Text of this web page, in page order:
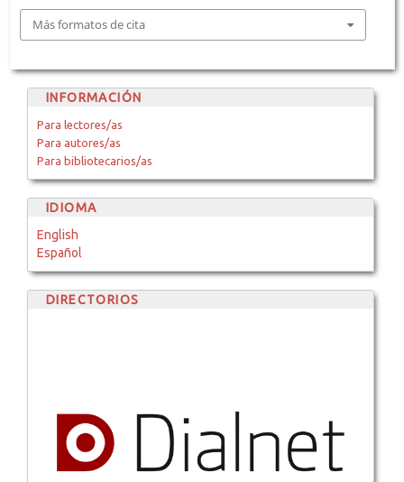
Más formatos de cita
INFORMACIÓN
Para lectores/as
Para autores/as
Para bibliotecarios/as
IDIOMA
English
Español
DIRECTORIOS